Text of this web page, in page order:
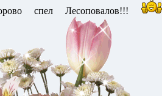
спел Лесоповалов!!!